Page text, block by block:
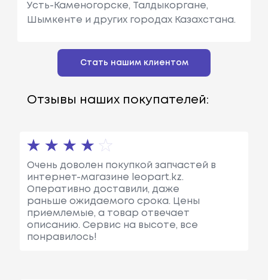
Усть-Каменогорске, Талдыкоргане,
Шымкенте и других городах Казахстана.
Стать нашим клиентом
Отзывы наших покупателей:
Очень доволен покупкой запчастей в
интернет-магазине leopart.kz.
Оперативно доставили, даже
раньше ожидаемого срока. Цены
приемлемые, а товар отвечает
описанию. Сервис на высоте, все
понравилось!